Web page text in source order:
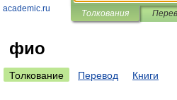
academic.ru Толкования
фио
Толкование Перевод Книги